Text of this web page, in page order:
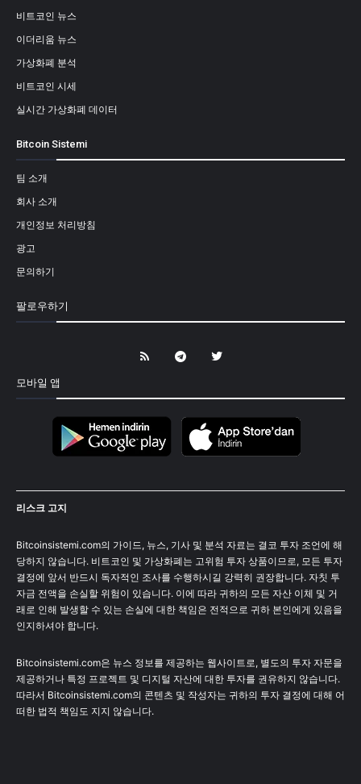
비트코인 뉴스
이더리움 뉴스
가상화폐 분석
비트코인 시세
실시간 가상화폐 데이터
Bitcoin Sistemi
팀 소개
회사 소개
개인정보 처리방침
광고
문의하기
팔로우하기
모바일 앱
리스크 고지
Bitcoinsistemi.com의 가이드, 뉴스, 기사 및 분석 자료는 결코 투자 조언에 해
당하지 않습니다. 비트코인 및 가상화폐는 고위험 투자 상품이므로, 모든 투자
결정에 앞서 반드시 독자적인 조사를 수행하시길 강력히 권장합니다. 자칫 투
자금 전액을 손실할 위험이 있습니다. 이에 따라 귀하의 모든 자산 이체 및 거
래로 인해 발생할 수 있는 손실에 대한 책임은 전적으로 귀하 본인에게 있음을
인지하셔야 합니다.
Bitcoinsistemi.com은 뉴스 정보를 제공하는 웹사이트로, 별도의 투자 자문을
제공하거나 특정 프로젝트 및 디지털 자산에 대한 투자를 권유하지 않습니다.
따라서 Bitcoinsistemi.com의 콘텐츠 및 작성자는 귀하의 투자 결정에 대해 어
떠한 법적 책임도 지지 않습니다.